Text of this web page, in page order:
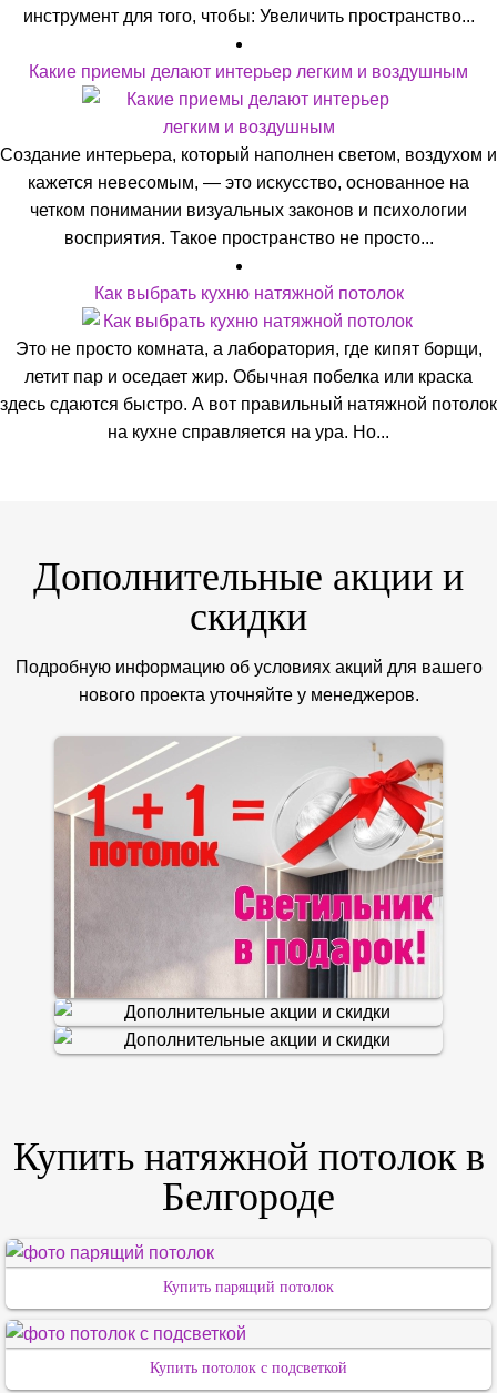
инструмент для того, чтобы: Увеличить пространство...
Какие приемы делают интерьер легким и воздушным
Создание интерьера, который наполнен светом, воздухом и
кажется невесомым, — это искусство, основанное на
четком понимании визуальных законов и психологии
восприятия. Такое пространство не просто...
Как выбрать кухню натяжной потолок
Это не просто комната, а лаборатория, где кипят борщи,
летит пар и оседает жир. Обычная побелка или краска
здесь сдаются быстро. А вот правильный натяжной потолок
на кухне справляется на ура. Но...
Дополнительные акции и
скидки
Подробную информацию об условиях акций для вашего
нового проекта уточняйте у менеджеров.
Купить натяжной потолок в
Белгороде
Купить парящий потолок
Купить потолок с подсветкой